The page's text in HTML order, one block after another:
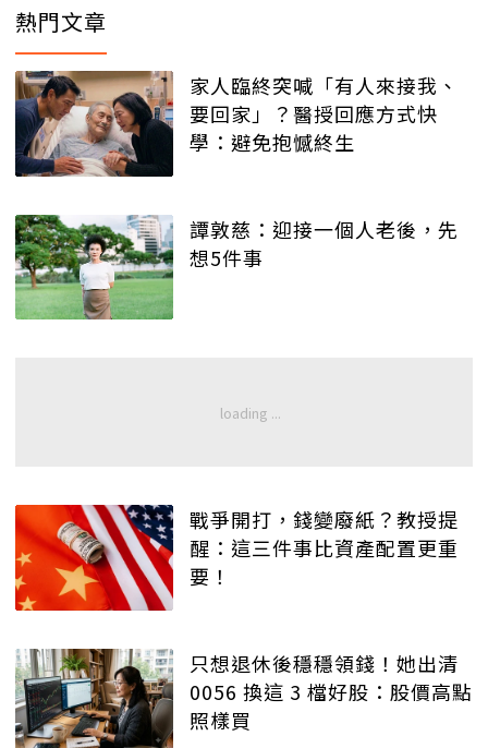
熱門文章
家人臨終突喊「有人來接我、
要回家」？醫授回應方式快
學：避免抱憾終生
譚敦慈：迎接一個人老後，先
想5件事
戰爭開打，錢變廢紙？教授提
醒：這三件事比資產配置更重
要！
只想退休後穩穩領錢！她出清
0056 換這 3 檔好股：股價高點
照樣買